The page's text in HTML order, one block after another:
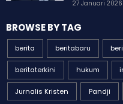
BROWSE BY TAG
Jurnalis Kristen Pandji